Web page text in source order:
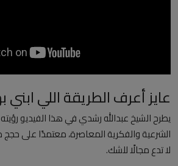
عايز أعرف الطريقة اللي ابني
يطرح الشيخ عبدالله رشدي في هذا الفيديو
الشرعية والفكرية المعاصرة، معتمدًا على
لا تدع مجالًا للشك.